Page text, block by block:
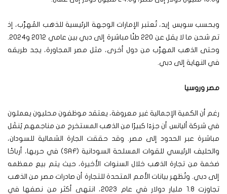
وبحسب سويس إيد، تُعتبر الإمارات الوجهة الرئيسية للذهب المُهرَّب، إذ
وحتى الذهب المهرَّب من دول أخرى، مثل مصر المجاورة، يجد طريقه
في النهاية إلى دبي.
مصر وروسيا
رغم أن الكمية الإجمالية غير معروفة، يعتقد موظفون محليون يعملون
في شركة أليانس أن جزءًا كبيرًا من الذهب المستخرج من مناجمهم يُنقَل
مباشرة عبر الحدود إلى مصر. وقد حققت الجارة الشمالية للسودان،
والحليف الرئيسي للقوات المسلحة السودانية (SAF) في حربها، أرباحًا
ضخمة من تجارة الذهب خلال السنوات الأخيرة، حيث يتم بيع معظمه
إلى دبي. وتُظهر بيانات الأمم المتحدة للتجارة أن صادرات مصر من الذهب
تجاوزت 1.8 مليار دولار في عام 2023، انتهى أكثر من نصفها في